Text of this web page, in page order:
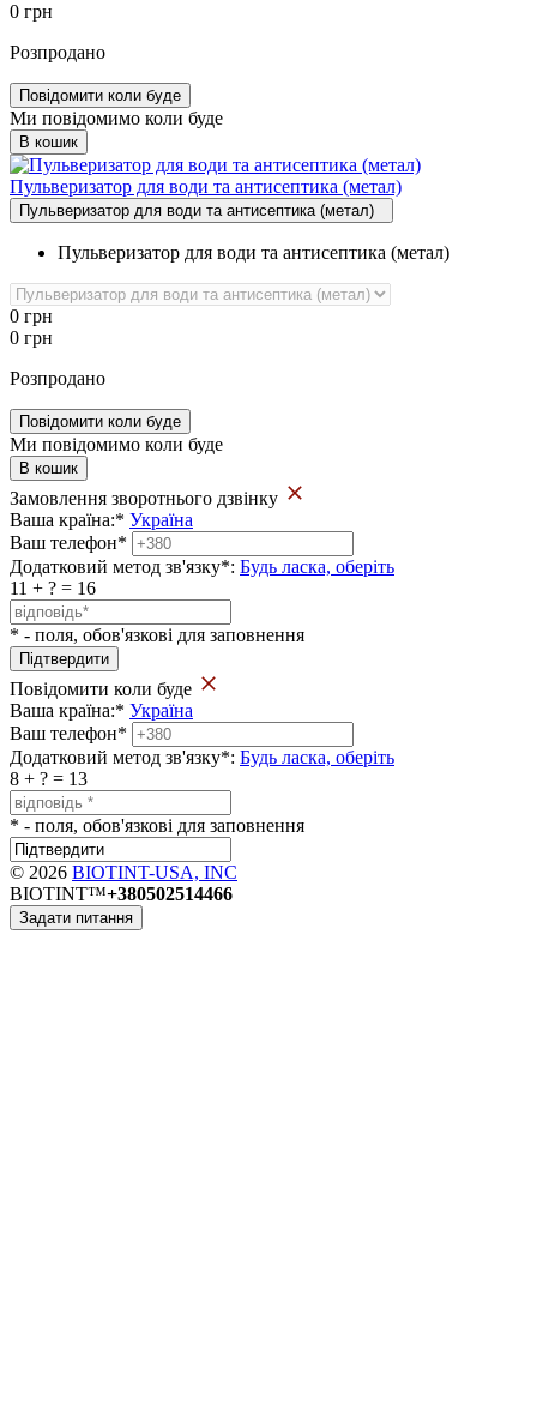
0 грн
Розпродано
Повідомити коли буде
Ми повідомимо коли буде
В кошик
Пульверизатор для води та антисептика (метал)
Пульверизатор для води та антисептика (метал)
Пульверизатор для води та антисептика (метал)
0 грн
0 грн
Розпродано
Повідомити коли буде
Ми повідомимо коли буде
В кошик
Замовлення зворотнього дзвінку
Ваша країна:* Україна
Ваш телефон*
Додатковий метод зв'язку*: Будь ласка, оберіть
11 + ? = 16
* - поля, обов'язкові для заповнення
Повідомити коли буде
Ваша країна:* Україна
Ваш телефон*
Додатковий метод зв'язку*: Будь ласка, оберіть
8 + ? = 13
* - поля, обов'язкові для заповнення
© 2026 BIOTINT-USA, INC
BIOTINT™+380502514466
Задати питання